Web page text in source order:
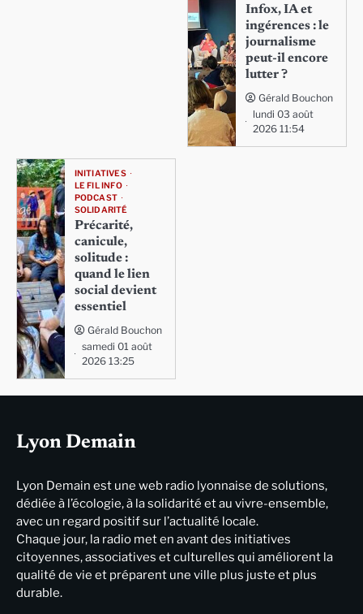
Infox, IA et
ingérences : le
journalisme
peut-il encore
lutter ?
Gérald Bouchon
lundi 03 août
2026 11:54
INITIATIVES
LE FIL INFO
PODCAST
SOLIDARITÉ
Précarité,
canicule,
solitude :
quand le lien
social devient
essentiel
Gérald Bouchon
samedi 01 août
2026 13:25
Lyon Demain
Lyon Demain est une web radio lyonnaise de solutions,
dédiée à l’écologie, à la solidarité et au vivre-ensemble,
avec un regard positif sur l’actualité locale.
Chaque jour, la radio met en avant des initiatives
citoyennes, associatives et culturelles qui améliorent la
qualité de vie et préparent une ville plus juste et plus
durable.